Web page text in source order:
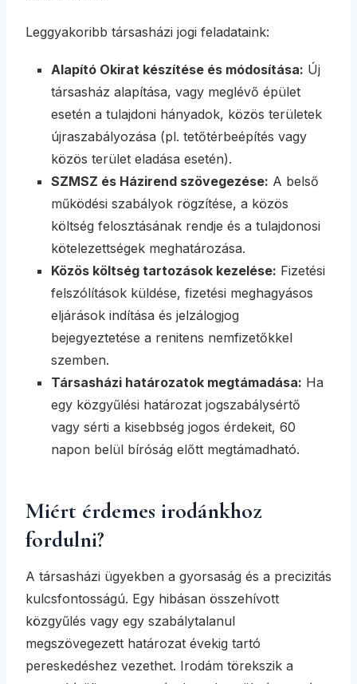
Leggyakoribb társasházi jogi feladataink:
Alapító Okirat készítése és módosítása: Új
társasház alapítása, vagy meglévő épület
esetén a tulajdoni hányadok, közös területek
újraszabályozása (pl. tetőtérbeépítés vagy
közös terület eladása esetén).
SZMSZ és Házirend szövegezése: A belső
működési szabályok rögzítése, a közös
költség felosztásának rendje és a tulajdonosi
kötelezettségek meghatározása.
Közös költség tartozások kezelése: Fizetési
felszólítások küldése, fizetési meghagyásos
eljárások indítása és jelzálogjog
bejegyeztetése a renitens nemfizetőkkel
szemben.
Társasházi határozatok megtámadása: Ha
egy közgyűlési határozat jogszabálysértő
vagy sérti a kisebbség jogos érdekeit, 60
napon belül bíróság előtt megtámadható.
Miért érdemes irodánkhoz
fordulni?
A társasházi ügyekben a gyorsaság és a precizitás
kulcsfontosságú. Egy hibásan összehívott
közgyűlés vagy egy szabálytalanul
megszövegezett határozat évekig tartó
pereskedéshez vezethet. Irodám törekszik a